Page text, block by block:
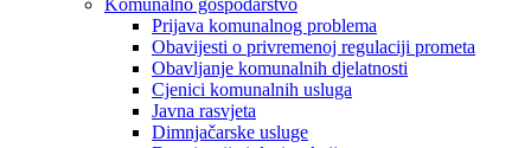
Prijava komunalnog problema
Obavijesti o privremenoj regulaciji prometa
Obavljanje komunalnih djelatnosti
Cjenici komunalnih usluga
Javna rasvjeta
Dimnjačarske usluge